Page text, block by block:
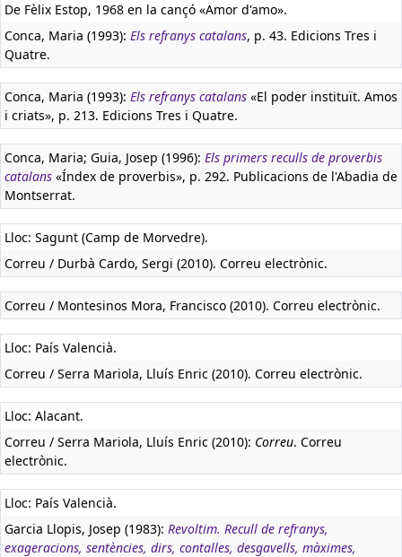
De Fèlix Estop, 1968 en la cançó «Amor d'amo».
Conca, Maria (1993): Els refranys catalans, p. 43. Edicions Tres i
Quatre.
Conca, Maria (1993): Els refranys catalans «El poder instituït. Amos
i criats», p. 213. Edicions Tres i Quatre.
Conca, Maria; Guia, Josep (1996): Els primers reculls de proverbis
catalans «Índex de proverbis», p. 292. Publicacions de l'Abadia de
Montserrat.
Lloc: Sagunt (Camp de Morvedre).
Correu / Durbà Cardo, Sergi (2010). Correu electrònic.
Correu / Montesinos Mora, Francisco (2010). Correu electrònic.
Lloc: País Valencià.
Correu / Serra Mariola, Lluís Enric (2010). Correu electrònic.
Lloc: Alacant.
Correu / Serra Mariola, Lluís Enric (2010): Correu. Correu
electrònic.
Lloc: País Valencià.
Garcia Llopis, Josep (1983): Revoltim. Recull de refranys,
exageracions, sentències, dirs, contalles, desgavells, màximes,